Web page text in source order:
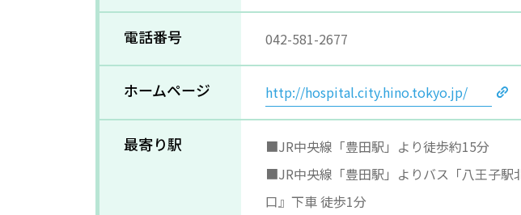
電話番号 042-581-2677
ホームページ http://hospital.city.hino.tokyo.jp/
最寄り駅
■JR中央線「豊田駅」より徒歩約15分
■JR中央線「豊田駅」よりバス「八王子駅
口』下車 徒歩1分